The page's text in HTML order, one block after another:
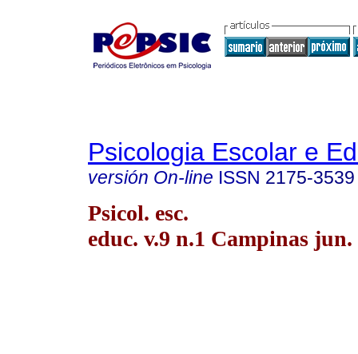
Psicologia Escolar e
versión On-line ISSN 2175-3539
Psicol. esc.
educ. v.9 n.1 Campinas jun.